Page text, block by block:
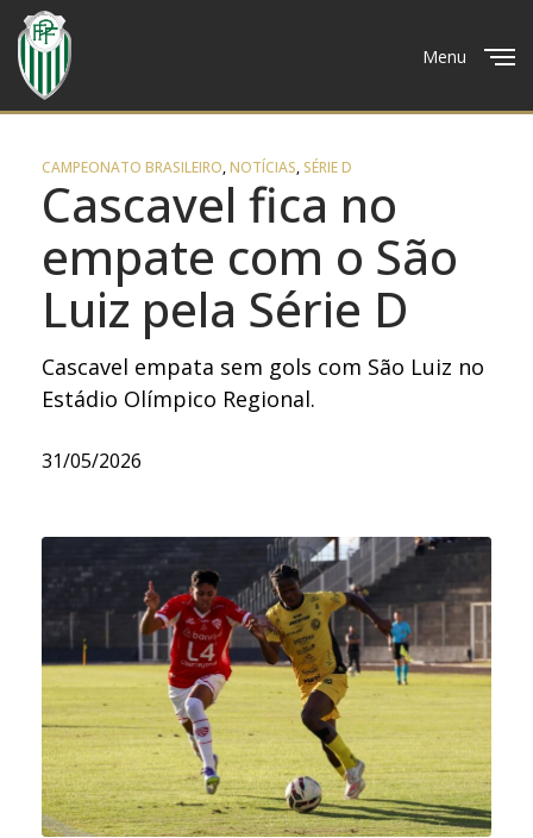
Menu
CAMPEONATO BRASILEIRO,NOTÍCIAS, SÉRIE D
Cascavel fica no
empate com o São
Luiz pela Série D
Cascavel empata sem gols com São Luiz no
Estádio Olímpico Regional.
31/05/2026